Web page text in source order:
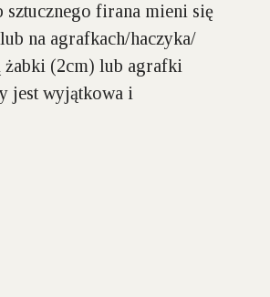
sztucznego firana mieni się
na agrafkach/haczyka/
żabki (2cm) lub agrafki
jest wyjątkowa i